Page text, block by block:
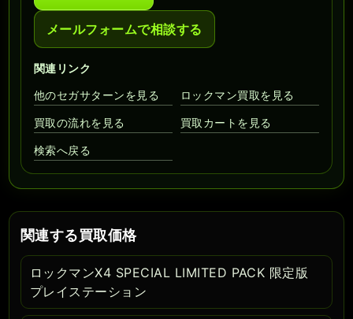
メールフォームで相談する
関連リンク
他のセガサターンを見る
ロックマン買取を見る
買取の流れを見る 買取カートを見る
検索へ戻る
関連する買取価格
ロックマンX4 SPECIAL LIMITED PACK 限定版
プレイステーション